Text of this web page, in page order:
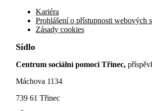
Kariéra
Prohlášení o přístupnosti webových
Zásady cookies
Sídlo
Centrum sociální pomoci Třinec,
Máchova 1134
739 61 Třinec